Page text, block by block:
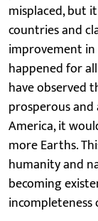
misplaced, but
countries and
improvement
happened for
have observed
prosperous
America, it
more Earths.
humanity and
becoming